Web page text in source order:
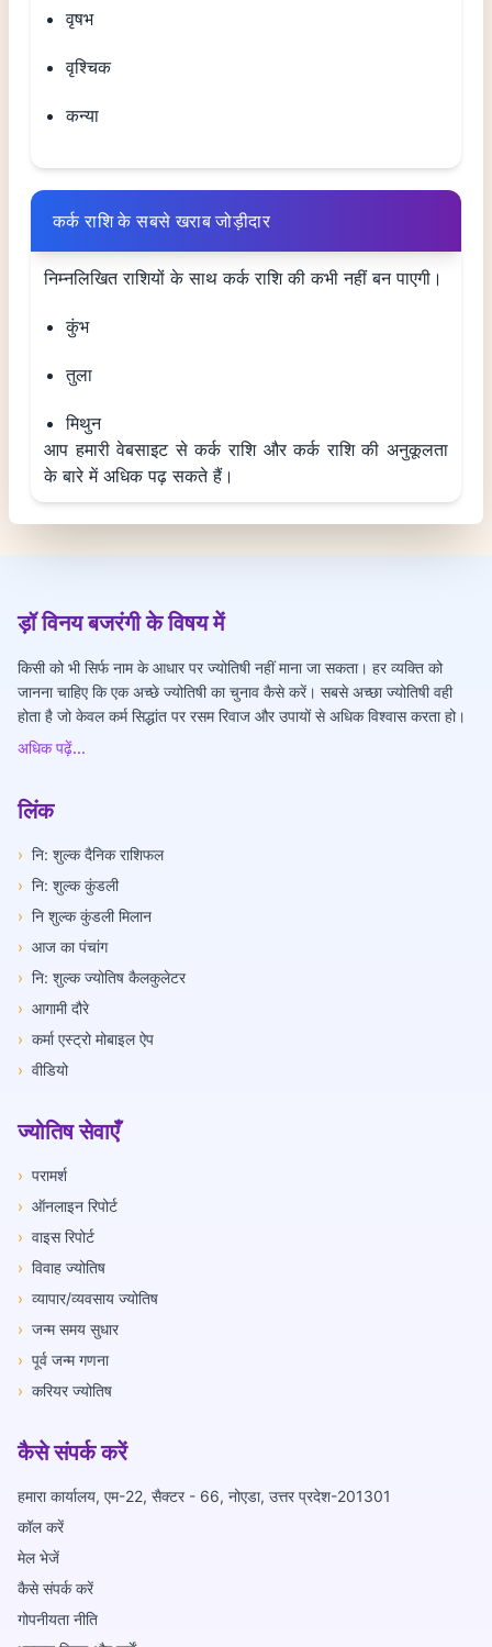
वृषभ
वृश्चिक
कन्या
कर्क राशि के सबसे खराब जोड़ीदार
निम्नलिखित राशियों के साथ कर्क राशि की कभी नहीं बन पाएगी।
कुंभ
तुला
मिथुन
आप हमारी वेबसाइट से कर्क राशि और कर्क राशि की अनुकूलता
के बारे में अधिक पढ़ सकते हैं।
ड़ॉ विनय बजरंगी के विषय में
किसी को भी सिर्फ नाम के आधार पर ज्योतिषी नहीं माना जा सकता। हर व्यक्ति को
जानना चाहिए कि एक अच्छे ज्योतिषी का चुनाव कैसे करें। सबसे अच्छा ज्योतिषी वही
होता है जो केवल कर्म सिद्धांत पर रसम रिवाज और उपायों से अधिक विश्वास करता हो।
अधिक पढ़ें...
लिंक
› नि: शुल्क दैनिक राशिफल
› नि: शुल्क कुंडली
› नि शुल्क कुंडली मिलान
› आज का पंचांग
› नि: शुल्क ज्योतिष कैलकुलेटर
› आगामी दौरे
› कर्मा एस्ट्रो मोबाइल ऐप
› वीडियो
ज्योतिष सेवाएँ
› परामर्श
› ऑनलाइन रिपोर्ट
› वाइस रिपोर्ट
› विवाह ज्योतिष
› व्यापार/व्यवसाय ज्योतिष
› जन्म समय सुधार
› पूर्व जन्म गणना
› करियर ज्योतिष
कैसे संपर्क करें
हमारा कार्यालय, एम-22, सैक्टर - 66, नोएडा, उत्तर प्रदेश-201301
कॉल करें
मेल भेजें
कैसे संपर्क करें
गोपनीयता नीति